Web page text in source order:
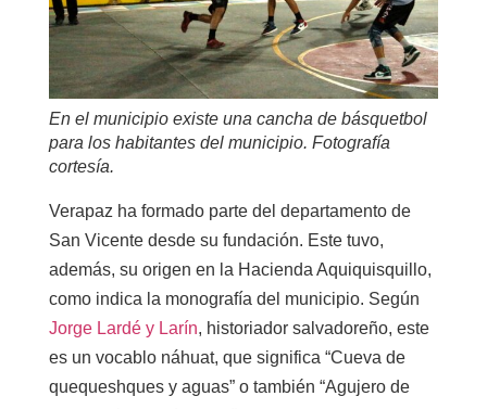
En el municipio existe una cancha de básquetbol
para los habitantes del municipio. Fotografía
cortesía.
Verapaz ha formado parte del departamento de
San Vicente desde su fundación. Este tuvo,
además, su origen en la Hacienda Aquiquisquillo,
como indica la monografía del municipio. Según
Jorge Lardé y Larín, historiador salvadoreño, este
es un vocablo náhuat, que significa “Cueva de
quequeshques y aguas” o también “Agujero de